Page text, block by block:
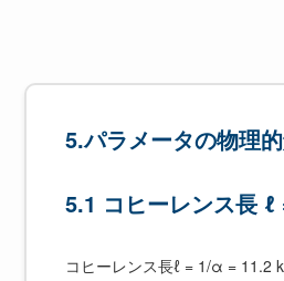
5.パラメータの物理
5.1 コヒーレンス長
コヒーレンス長ℓ = 1/α = 11.2